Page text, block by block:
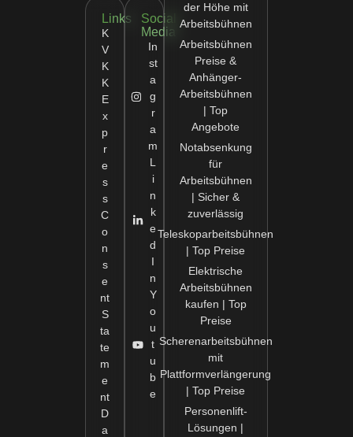
Links
K
V
K
K
E
x
p
r
e
s
s
C
o
n
s
e
nt
S
ta
te
m
e
nt
D
a
Social
Media
In
st
a
g
r
a
m
L
i
n
k
e
d
I
n
Y
o
u
t
u
b
e
der Höhe mit
Arbeitsbühnen
Arbeitsbühnen
Preise &
Anhänger-
Arbeitsbühnen
| Top
Angebote
Notabsenkung
für
Arbeitsbühnen
| Sicher &
zuverlässig
Teleskoparbeitsbühnen
| Top Preise
Elektrische
Arbeitsbühnen
kaufen | Top
Preise
Scherenarbeitsbühnen
mit
Plattformverlängerung
| Top Preise
Personenlift-
Lösungen |
HÄNDLER/VERTRIEBSPARTNER
WERDEN
Unser Expertenteam wird sich